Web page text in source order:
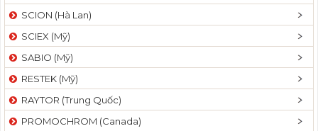
SCION (Hà Lan)
SCIEX (Mỹ)
SABIO (Mỹ)
RESTEK (Mỹ)
RAYTOR (Trung Quốc)
PROMOCHROM (Canada)